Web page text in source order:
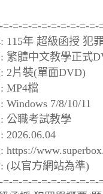
=-=-=-=-=-=-=-=-
115年 超級函授 犯
繁體中文教學正式
2片裝(單面DVD)
MP4檔
Windows 7/8/10/11
公職考試教學
2026.06.04
https://
(以官方網站為準)
=-=-=-=-=-=-=-=-